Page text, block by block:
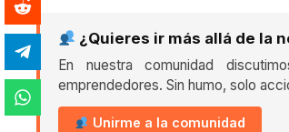
¿Quieres ir más allá de la
En nuestra comunidad
emprendedores. Sin humo, solo
Unirme a la comunidad